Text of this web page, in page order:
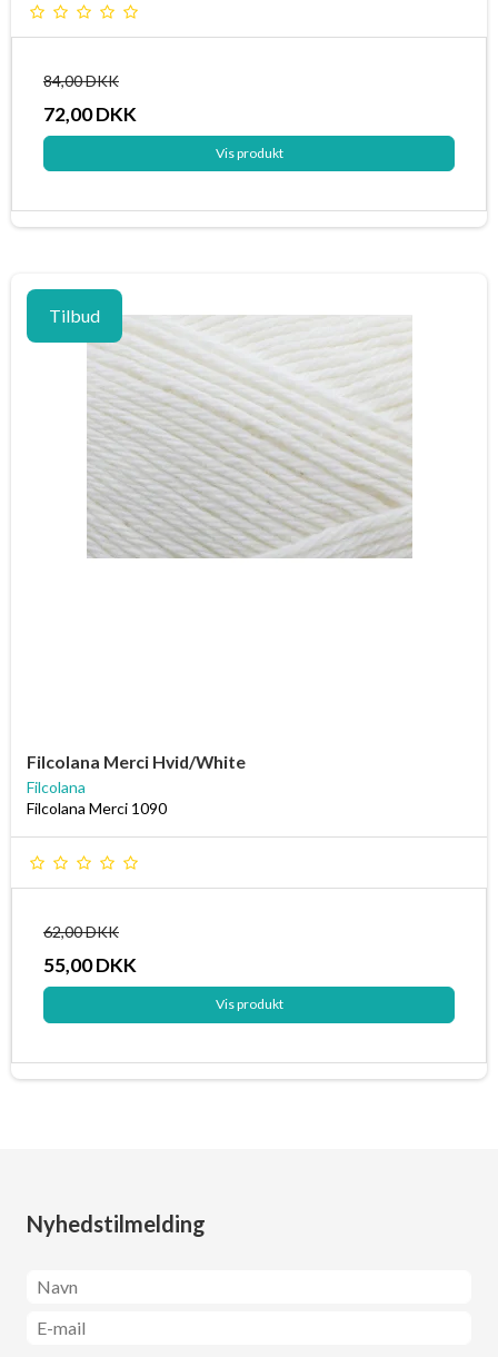
84,00 DKK
72,00 DKK
Vis produkt
Tilbud
Filcolana Merci Hvid/White
Filcolana
Filcolana Merci 1090
62,00 DKK
55,00 DKK
Vis produkt
Nyhedstilmelding